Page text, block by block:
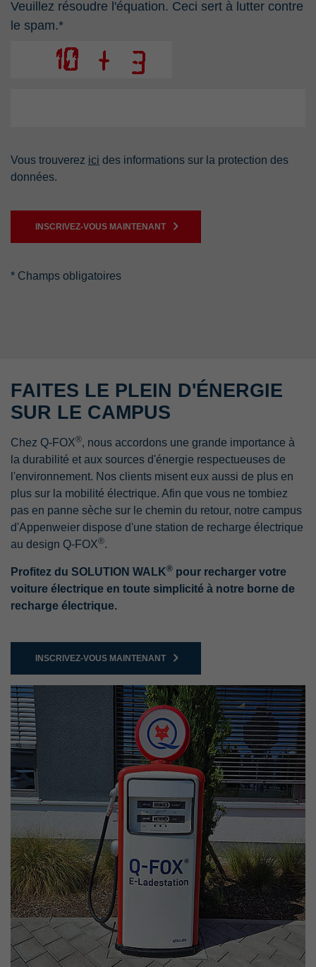
Veuillez résoudre l'équation. Ceci sert à lutter contre
le spam.*
Vous trouverez ici des informations sur la protection des
données.
INSCRIVEZ-VOUS MAINTENANT
* Champs obligatoires
FAITES LE PLEIN D'ÉNERGIE
SUR LE CAMPUS
Chez Q-FOX®, nous accordons une grande importance à
la durabilité et aux sources d'énergie respectueuses de
l'environnement. Nos clients misent eux aussi de plus en
plus sur la mobilité électrique. Afin que vous ne tombiez
pas en panne sèche sur le chemin du retour, notre campus
d'Appenweier dispose d'une station de recharge électrique
au design Q-FOX®.
Profitez du SOLUTION WALK® pour recharger votre
voiture électrique en toute simplicité à notre borne de
recharge électrique.
INSCRIVEZ-VOUS MAINTENANT